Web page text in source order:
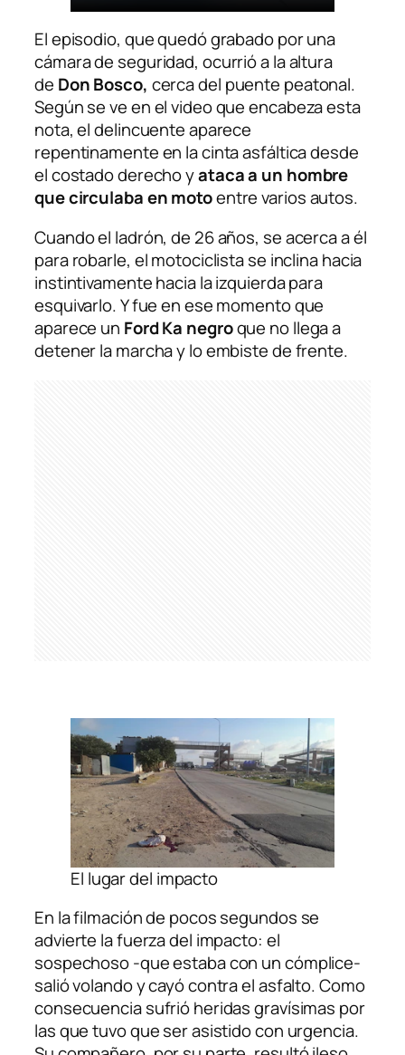
El episodio, que quedó grabado por una
cámara de seguridad, ocurrió a la altura
de Don Bosco, cerca del puente peatonal.
Según se ve en el video que encabeza esta
nota, el delincuente aparece
repentinamente en la cinta asfáltica desde
el costado derecho yataca a un hombre
que circulaba en motoentre varios autos.
Cuando el ladrón, de 26 años, se acerca a él
para robarle, el motociclista se inclina hacia
instintivamente hacia la izquierda para
esquivarlo. Y fue en ese momento que
aparece un Ford Ka negroque no llega a
detener la marcha y lo embiste de frente.
El lugar del impacto
En la filmación de pocos segundos se
advierte la fuerza del impacto: el
sospechoso -que estaba con un cómplice-
salió volando y cayó contra el asfalto. Como
consecuencia sufrió heridas gravísimas por
las que tuvo que ser asistido con urgencia.